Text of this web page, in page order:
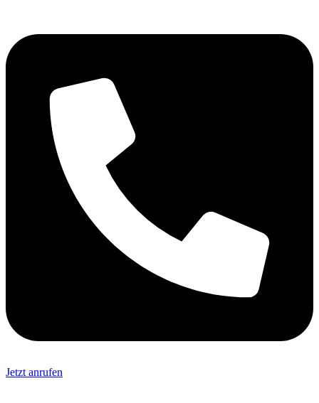
Jetzt anrufen